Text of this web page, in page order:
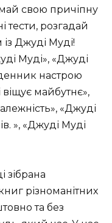
свою причіпну
розгадай
Джуді Муді!
Муді», «Джуді
настрою
майбутнє»,
«Джуді
», «Джуді Муді
зібрана
різноманітних
та без